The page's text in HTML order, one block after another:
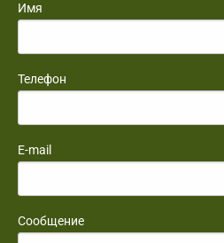
Имя
Телефон
E-mail
Сообщение